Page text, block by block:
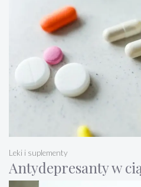
Antydepresanty w
Leki i suplementy